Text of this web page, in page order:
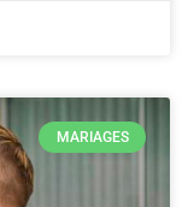
MARIAGES